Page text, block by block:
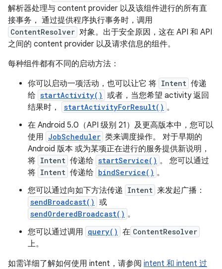
解析器处理与 content provider 以及该组件进行的所有直
接事务， 通过提供程序执行事务时，调用
ContentResolver 对象。出于安全原因，这在 API 和 API
之间的 content provider 以及请求信息的组件。
每种组件都有不同的启动方法：
你可以启动一项活动，也可以让它 将 Intent 传递
给 startActivity() 或者，当您希望 activity 返回
结果时，
startActivityForResult() 。
在 Android 5.0（API 级别 21）及更高版本中，您可以
使用 JobScheduler 类来调度操作。 对于早期的
Android 版本 或为某项正在进行的服务提供新说明，
将 Intent 传递给 startService() 。 您可以通过
将 Intent 传递给 bindService() 。
您可以通过向如下方法传递 Intent 来发起广播：
sendBroadcast() 或
sendOrderedBroadcast() 。
您可以通过调用 query() 在 ContentResolver
上。
如需详细了解如何使用 intent，请参阅 intent 和 intent 过